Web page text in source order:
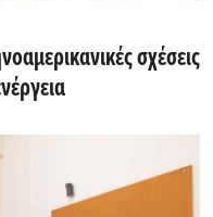
σχέσεις